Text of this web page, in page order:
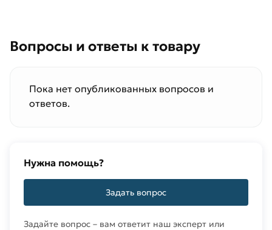
Вопросы и ответы к товару
Пока нет опубликованных вопросов и
ответов.
Нужна помощь?
Задать вопрос
Задайте вопрос – вам ответит наш эксперт или